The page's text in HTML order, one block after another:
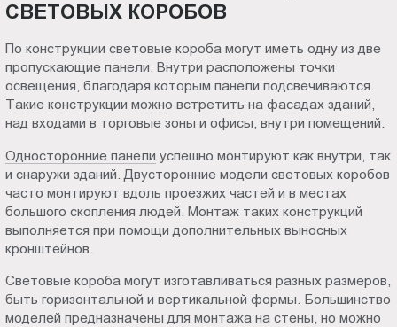
СВЕТОВЫХ КОРОБОВ
По конструкции световые короба могут иметь одну из две
пропускающие панели. Внутри расположены точки
освещения, благодаря которым панели подсвечиваются.
Такие конструкции можно встретить на фасадах зданий,
над входами в торговые зоны и офисы, внутри помещений.
Односторонние панели успешно монтируют как внутри, так
и снаружи зданий. Двусторонние модели световых коробов
часто монтируют вдоль проезжих частей и в местах
большого скопления людей. Монтаж таких конструкций
выполняется при помощи дополнительных выносных
кронштейнов.
Световые короба могут изготавливаться разных размеров,
быть горизонтальной и вертикальной формы. Большинство
моделей предназначены для монтажа на стены, но можно